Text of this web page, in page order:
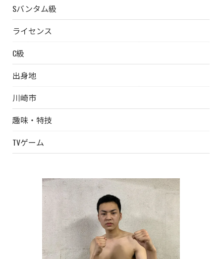
Sバンタム級
ライセンス
C級
出身地
川崎市
趣味・特技
TVゲーム